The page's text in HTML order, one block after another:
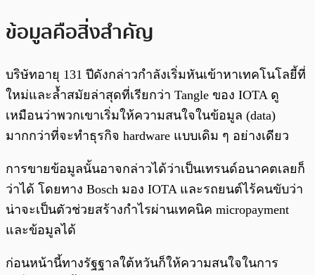
ข้อมูลคือสิ่งสำคัญ
บริษัทอายุ 131 ปีดังกล่าวกำลังเริ่มหันเข้าหาเทคโนโลยี้ที่
ใหม่และล้ำสมัยล่าสุดที่เรียกว่า Tangle ของ IOTA ดู
เหมือนว่าพวกเขาเริ่มให้ความสนใจในข้อมูล (data)
มากกว่าที่จะทำธุรกิจ hardware แบบเดิม ๆ อย่างเดียว
การขายข้อมูลนั้นอาจกล่าวได้ว่าเป็นเทรนด์อนาคตเลยก็
ว่าได้ โดยทาง Bosch มอง IOTA และรถยนต์ไร้คนขับว่า
น่าจะเป็นตัวช่วยสร้างกำไรผ่านเทคนิค micropayment
และข้อมูลได้
ก่อนหน้านี้ทางรัฐฐาลใต้หวันก็ให้ความสนใจในการ